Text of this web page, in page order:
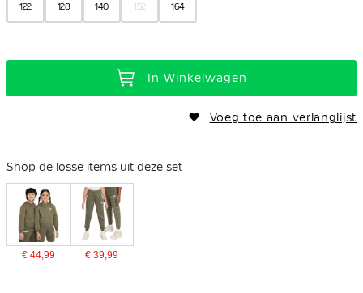
122 128 140 152 164
In Winkelwagen
Voeg toe aan verlanglijst
Shop de losse items uit deze set
€ 44,99 € 39,99